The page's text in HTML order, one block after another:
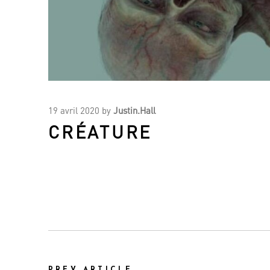
19 avril 2020 by Justin.Hall
CRÉATURE